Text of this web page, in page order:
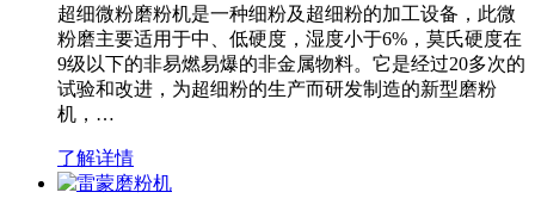
超细微粉磨粉机是一种细粉及超细粉的加工设备，此微
粉磨主要适用于中、低硬度，湿度小于6%，莫氏硬度在
9级以下的非易燃易爆的非金属物料。它是经过20多次的
试验和改进，为超细粉的生产而研发制造的新型磨粉
机，…
了解详情